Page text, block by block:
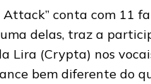
Attack” conta com 11
delas, traz a
Lira (Crypta) nos
bem diferente do